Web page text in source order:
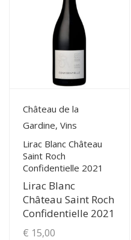
View Details
Château de la
Gardine, Vins
Lirac Blanc Château
Saint Roch
Confidentielle 2021
Lirac Blanc
Château Saint Roch
Confidentielle 2021
€ 15,00